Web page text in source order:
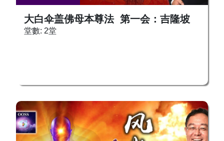
大白伞盖佛母本尊法 第一会：吉隆坡
堂數: 2堂